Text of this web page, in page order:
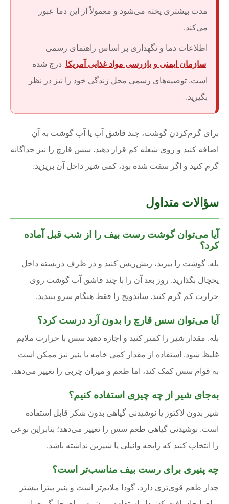
مدت بیشتری پخته می‌شود و معمولاً از این دما عبور
می‌کند.
اطلاعات دما و نگهداری بر اساس راهنمای رسمی
سازمان ایمنی و بازرسی مواد غذایی آمریکا درج شده
است. توصیه‌های رسمی محل زندگی خود را نیز در نظر
بگیرید.
برای گرم‌کردن گوشت، چند قاشق آب یا آب گوشت به آن
اضافه کنید و روی شعله کم قرار دهید. سس قارچ را نیز جداگانه
گرم کنید و اگر سفت شده بود، کمی شیر داخل آن بریزید.
سؤالات متداول
آیا می‌توان گوشت رست بیف را از شب قبل آماده
کرد؟
بله. گوشت را بپزید، ریش‌ریش کنید و در ظرف دربسته داخل
یخچال بگذارید. روز بعد آن را با چند قاشق آب گوشت روی
حرارت کم گرم کنید. ساندویچ را فقط هنگام سرو ببندید.
آیا می‌توان سس قارچ را بدون آرد درست کرد؟
بله. مقدار شیر را کمتر کنید و اجازه دهید سس با حرارت ملایم
غلیظ شود. استفاده از مقدار کمی خامه یا پنیر نیز ممکن است
به قوام سس کمک کند، اما طعم و میزان چربی را تغییر می‌دهد.
به‌جای شیر از چه چیزی استفاده کنیم؟
شیر بدون لاکتوز یا نوشیدنی گیاهی بدون شکر قابل استفاده
است. نوشیدنی گیاهی طعم سس را تغییر می‌دهد؛ بنابراین نوعی
را انتخاب کنید که رایحه وانیلی یا شیرین نداشته باشد.
چه پنیری برای رست بیف مناسب‌تر است؟
چدار طعم قوی‌تری دارد، گودا ملایم‌تر است و پنیر پیتزا بیشتر